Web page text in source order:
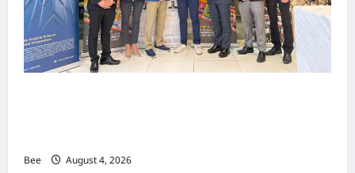
Bee August 4, 2026